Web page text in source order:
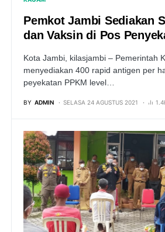
Pemkot Jambi Sediakan
dan Vaksin di Pos
Kota Jambi, kilasjambi – Pemerintah
menyediakan 400 rapid antigen per
peyekatan PPKM level…
BY ADMIN SELASA 24 AGUSTUS 2021